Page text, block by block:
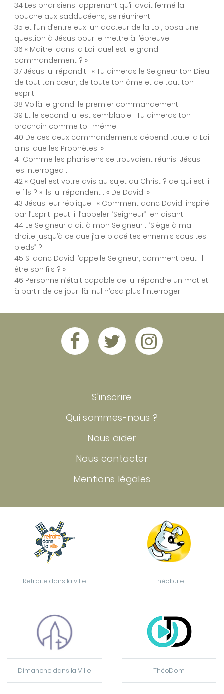
Chapitre 26
Chapitre 27
Chapitre 28
34 Les pharisiens, apprenant qu’il avait fermé la
bouche aux sadducéens, se réunirent,
35 et l’un d’entre eux, un docteur de la Loi, posa une
question à Jésus pour le mettre à l’épreuve :
36 « Maître, dans la Loi, quel est le grand
commandement ? »
37 Jésus lui répondit : « Tu aimeras le Seigneur ton Dieu
de tout ton cœur, de toute ton âme et de tout ton
esprit.
38 Voilà le grand, le premier commandement.
39 Et le second lui est semblable : Tu aimeras ton
prochain comme toi-même.
40 De ces deux commandements dépend toute la Loi,
ainsi que les Prophètes. »
41 Comme les pharisiens se trouvaient réunis, Jésus
les interrogea :
42 « Quel est votre avis au sujet du Christ ? de qui est-il
le fils ? » Ils lui répondent : « De David. »
43 Jésus leur réplique : « Comment donc David, inspiré
par l’Esprit, peut-il l’appeler “Seigneur”, en disant :
44 Le Seigneur a dit à mon Seigneur : “Siège à ma
droite jusqu’à ce que j’aie placé tes ennemis sous tes
pieds” ?
45 Si donc David l’appelle Seigneur, comment peut-il
être son fils ? »
46 Personne n’était capable de lui répondre un mot et,
à partir de ce jour-là, nul n’osa plus l’interroger.
S'inscrire
Qui sommes-nous ?
Nous aider
Nous contacter
Mentions légales
Retraite dans la ville Théobule
Dimanche dans la Ville ThéoDom